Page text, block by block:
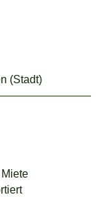
(Stadt)
Miete